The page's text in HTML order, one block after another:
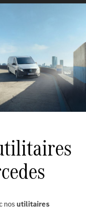
nosutilitaires